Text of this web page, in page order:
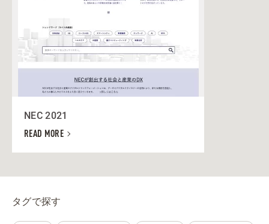
NEC 2021
READ MORE
タグで探す